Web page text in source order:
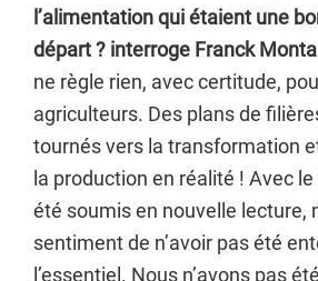
l’alimentation qui étaient une
départ ? interroge Franck
ne règle rien, avec certitude,
agriculteurs. Des plans de
tournés vers la transformation
la production en réalité ! Avec
été soumis en nouvelle lecture,
sentiment de n’avoir pas été
l’essentiel. Nous n’avons pas